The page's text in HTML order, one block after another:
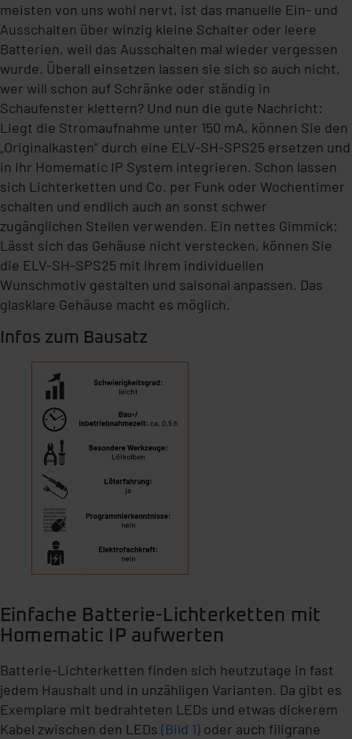
meisten von uns wohl nervt, ist das manuelle Ein- und
Ausschalten über winzig kleine Schalter oder leere
Batterien, weil das Ausschalten mal wieder vergessen
wurde. Überall einsetzen lassen sie sich so auch nicht,
wer will schon auf Schränke oder ständig in
Schaufenster klettern? Und nun die gute Nachricht:
Liegt die Stromaufnahme unter 150 mA, können Sie den
„Originalkasten“ durch eine ELV-SH-SPS25 ersetzen und
in Ihr Homematic IP System integrieren. Schon lassen
sich Lichterketten und Co. per Funk oder Wochentimer
schalten und endlich auch an sonst schwer
zugänglichen Stellen verwenden. Ein nettes Gimmick:
Lässt sich das Gehäuse nicht verstecken, können Sie
die ELV-SH-SPS25 mit Ihrem individuellen
Wunschmotiv gestalten und saisonal anpassen. Das
glasklare Gehäuse macht es möglich.
Infos zum Bausatz
Einfache Batterie-Lichterketten mit
Homematic IP aufwerten
Batterie-Lichterketten finden sich heutzutage in fast
jedem Haushalt und in unzähligen Varianten. Da gibt es
Exemplare mit bedrahteten LEDs und etwas dickerem
Kabel zwischen den LEDs (Bild 1) oder auch filigrane